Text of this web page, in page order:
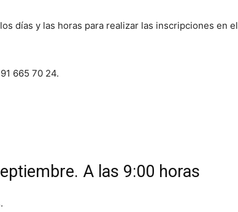
días y las horas para realizar las inscripciones en el
665 70 24.
A las 9:00 horas